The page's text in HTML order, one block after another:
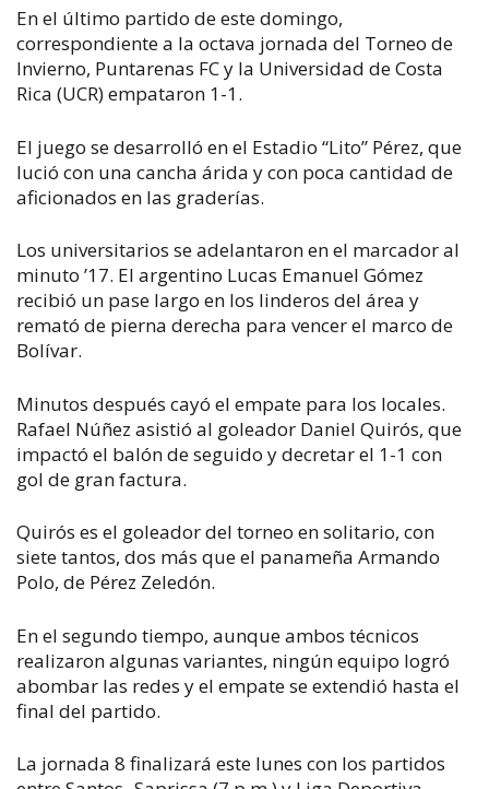
En el último partido de este domingo,
correspondiente a la octava jornada del Torneo de
Invierno, Puntarenas FC y la Universidad de Costa
Rica (UCR) empataron 1-1.
El juego se desarrolló en el Estadio “Lito” Pérez, que
lució con una cancha árida y con poca cantidad de
aficionados en las graderías.
Los universitarios se adelantaron en el marcador al
minuto ’17. El argentino Lucas Emanuel Gómez
recibió un pase largo en los linderos del área y
remató de pierna derecha para vencer el marco de
Bolívar.
Minutos después cayó el empate para los locales.
Rafael Núñez asistió al goleador Daniel Quirós, que
impactó el balón de seguido y decretar el 1-1 con
gol de gran factura.
Quirós es el goleador del torneo en solitario, con
siete tantos, dos más que el panameña Armando
Polo, de Pérez Zeledón.
En el segundo tiempo, aunque ambos técnicos
realizaron algunas variantes, ningún equipo logró
abombar las redes y el empate se extendió hasta el
final del partido.
La jornada 8 finalizará este lunes con los partidos